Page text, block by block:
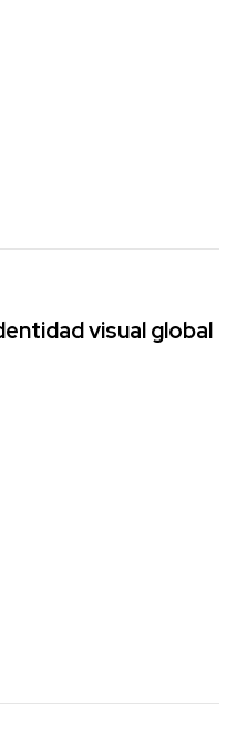
visual global